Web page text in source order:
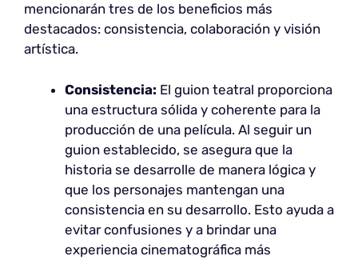
mencionarán tres de los beneficios más
destacados: consistencia, colaboración y visión
artística.
Consistencia: El guion teatral proporciona
una estructura sólida y coherente para la
producción de una película. Al seguir un
guion establecido, se asegura que la
historia se desarrolle de manera lógica y
que los personajes mantengan una
consistencia en su desarrollo. Esto ayuda a
evitar confusiones y a brindar una
experiencia cinematográfica más